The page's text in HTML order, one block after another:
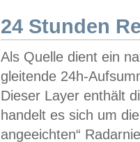
24 Stunden
Als Quelle dient ein
gleitende 24h-
Dieser Layer enthält
handelt es sich um
angeeichten“